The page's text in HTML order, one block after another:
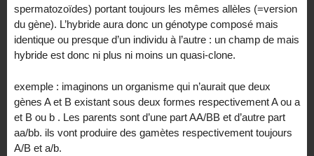
spermatozoïdes) portant toujours les mêmes allèles (=version
du gène). L’hybride aura donc un génotype composé mais
identique ou presque d’un individu à l’autre : un champ de mais
hybride est donc ni plus ni moins un quasi-clone.
exemple : imaginons un organisme qui n’aurait que deux
gènes A et B existant sous deux formes respectivement A ou a
et B ou b . Les parents sont d’une part AA/BB et d’autre part
aa/bb. ils vont produire des gamètes respectivement toujours
A/B et a/b.